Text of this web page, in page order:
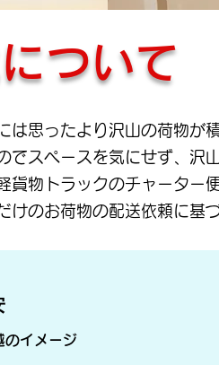
ついて
は思ったより沢山の荷物が
でスペースを気にせず、沢
貨物トラックのチャーター
けのお荷物の配送依頼に基
のイメージ